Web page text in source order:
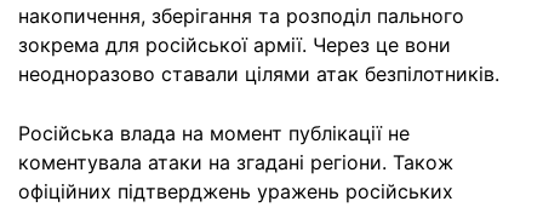
накопичення, зберігання та розподіл пального
зокрема для російської армії. Через це вони
неодноразово ставали цілями атак безпілотників.
Російська влада на момент публікації не
коментувала атаки на згадані регіони. Також
офіційних підтверджень уражень російських